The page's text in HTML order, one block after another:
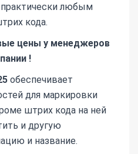
любым
кода.
цены у менеджеров
!
обеспечивает
для маркировки
штрих кода на ней
и другую
и название.